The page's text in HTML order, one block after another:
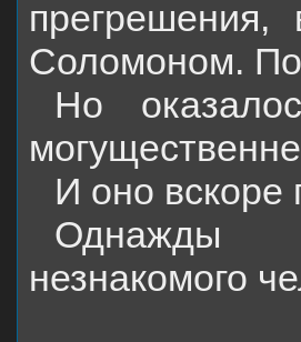
Соломоном.
Но
И оно вскоре
Однажды
незнакомого